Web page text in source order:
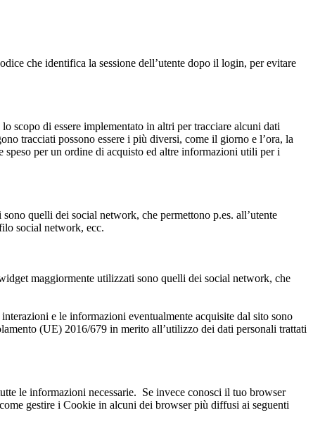
che identifica la sessione dell’utente dopo il login, per evitare
scopo di essere implementato in altri per tracciare alcuni dati
tracciati possono essere i più diversi, come il giorno e l’ora, la
per un ordine di acquisto ed altre informazioni utili per i
quelli dei social network, che permettono p.es. all’utente
social network, ecc.
maggiormente utilizzati sono quelli dei social network, che
e le informazioni eventualmente acquisite dal sito sono
(UE) 2016/679 in merito all’utilizzo dei dati personali trattati
le informazioni necessarie. Se invece conosci il tuo browser
gestire i Cookie in alcuni dei browser più diffusi ai seguenti